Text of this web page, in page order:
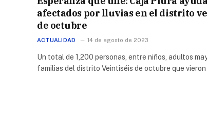
afectados por lluvias en el distrito
de octubre
ACTUALIDAD 14 de agosto de 2023
Un total de 1,200 personas, entre niños, adultos
familias del distrito Veintiséis de octubre que